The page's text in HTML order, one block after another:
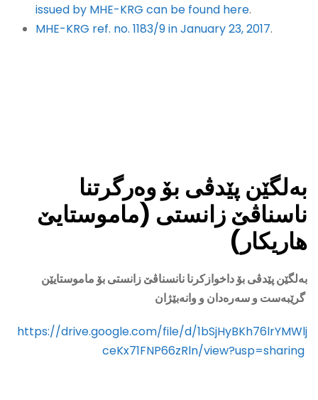
issued by MHE-KRG can be found here.
MHE-KRG ref. no. 1183/9 in January 23, 2017.
بەلگێن پێدڤی بۆ وەرگرتنا
ناسناڤێ زانستی (ماموستايێ
هاريکار)
بەلگێن پێدڤی بۆ داخوازکرنا نانسناڤێ زانستی بۆ ماموستايێن
گرێبەست و سەرەدان و وانەبێژان
https://drive.google.com/file/d/1bSjHyBKh76lrYMWlj
ceKx71FNP66zRln/view?usp=sharing